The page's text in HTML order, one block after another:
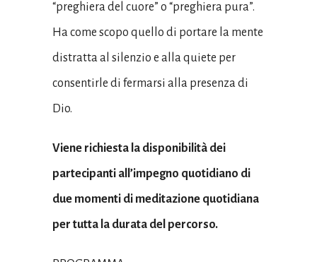
“preghiera del cuore” o “preghiera pura”.
Ha come scopo quello di portare la mente
distratta al silenzio e alla quiete per
consentirle di fermarsi alla presenza di
Dio.
Viene richiesta la disponibilità dei
partecipanti all’impegno quotidiano di
due momenti di meditazione quotidiana
per tutta la durata del percorso.